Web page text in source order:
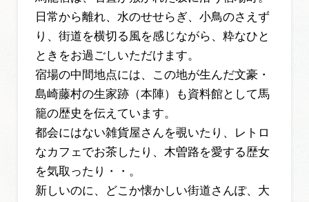
日常から離れ、水のせせらぎ、小鳥のさえず
り、街道を横切る風を感じながら、粋なひと
ときをお過ごしいただけます。
宿場の中間地点には、この地が生んだ文豪・
島崎藤村の生家跡（本陣）も資料館として馬
籠の歴史を伝えています。
都会にはない雑貨屋さんを覗いたり、レトロ
なカフェでお茶したり、木曽路を愛する歴女
を気取ったり・・。
新しいのに、どこか懐かしい街道さんぽ、大